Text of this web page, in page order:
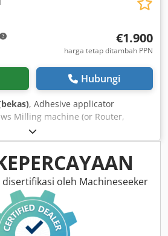
€1.900
harga tetap ditambah PPN
Hubungi
, Adhesive applicator
Milling machine (or Router,
Scraper Csdpjttu Riefx Af Ujrf
oleh Machineseeker